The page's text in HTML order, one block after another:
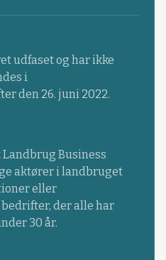
udfaset og har ikke
i
den 26. juni 2022.
Business
aktører i landbruget
eller
der alle har
30 år.